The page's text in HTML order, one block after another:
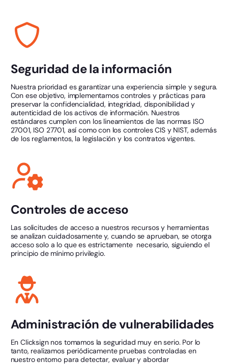
Seguridad de la información
Nuestra prioridad es garantizar una experiencia simple y segura.
Con ese objetivo, implementamos controles y prácticas para
preservar la confidencialidad, integridad, disponibilidad y
autenticidad de los activos de información. Nuestros
estándares cumplen con los lineamientos de las normas ISO
27001, ISO 27701, así como con los controles CIS y NIST, además
de los reglamentos, la legislación y los contratos vigentes.
Controles de acceso
Las solicitudes de acceso a nuestros recursos y herramientas
se analizan cuidadosamente y, cuando se aprueban, se otorga
acceso solo a lo que es estrictamente necesario, siguiendo el
principio de mínimo privilegio.
Administración de vulnerabilidades
En Clicksign nos tomamos la seguridad muy en serio. Por lo
tanto, realizamos periódicamente pruebas controladas en
nuestro entorno para detectar, evaluar y abordar